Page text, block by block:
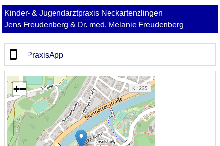
Kinder- & Jugendarztpraxis Neckartenzlingen
Jens Freudenberg & Dr. med. Melanie Freudenberg
PraxisApp
+−